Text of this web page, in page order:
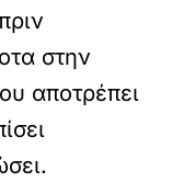
στην
αποτρέπει